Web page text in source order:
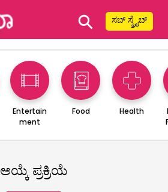
⚲ ಸಬ್ ಸ್ಕ್ರೈಬ್
Entertain
ment
Food Health
ಅಯ್ಕೆ ಪ್ರಕ್ರಿಯೆ